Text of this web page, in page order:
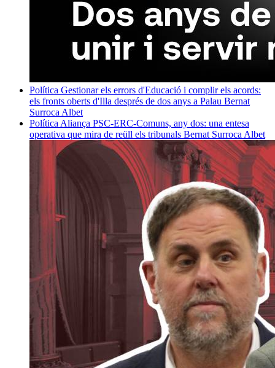
Política Gestionar els errors d'Educació i complir els acords:
els fronts oberts d'Illa després de dos anys a Palau Bernat
Surroca Albet
Política Aliança PSC-ERC-Comuns, any dos: una entesa
operativa que mira de reüll els tribunals Bernat Surroca Albet